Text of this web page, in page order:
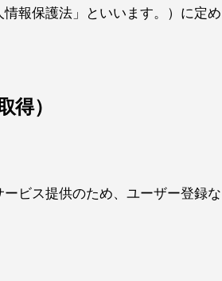
報保護法」といいます。）に定
得）
ビス提供のため、ユーザー登録